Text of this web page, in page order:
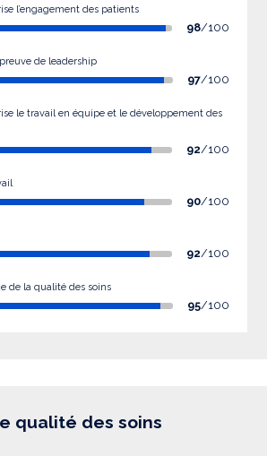
l’engagement des patients
98/100
de leadership
97/100
le travail en équipe et le développement des
92/100
90/100
92/100
de la qualité des soins
95/100
qualité des soins